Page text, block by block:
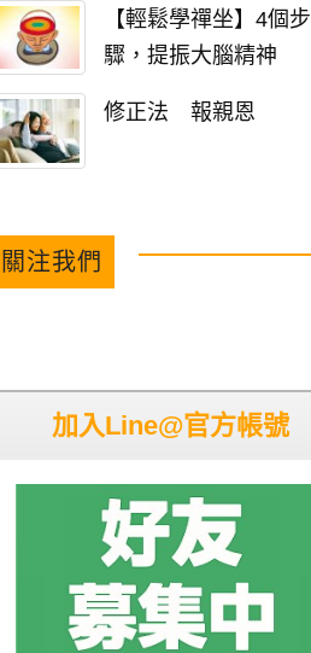
【輕鬆學禪坐】4個步
驟，提振大腦精神
修正法 報親恩
關注我們
加入Line@官方帳號